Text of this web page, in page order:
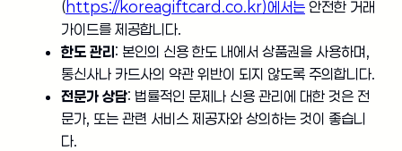
(https://koreagiftcard.co.kr)에서는 안전한 거래
가이드를 제공합니다.
한도 관리: 본인의 신용 한도 내에서 상품권을 사용하며,
통신사나 카드사의 약관 위반이 되지 않도록 주의합니다.
전문가 상담: 법률적인 문제나 신용 관리에 대한 것은 전
문가, 또는 관련 서비스 제공자와 상의하는 것이 좋습니
다.